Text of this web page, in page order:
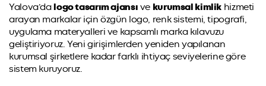
Yalova’dalogo tasarım ajansı ve kurumsal kimlik hizmeti
arayan markalar için özgün logo, renk sistemi, tipografi,
uygulama materyalleri ve kapsamlı marka kılavuzu
geliştiriyoruz. Yeni girişimlerden yeniden yapılanan
kurumsal şirketlere kadar farklı ihtiyaç seviyelerine göre
sistem kuruyoruz.